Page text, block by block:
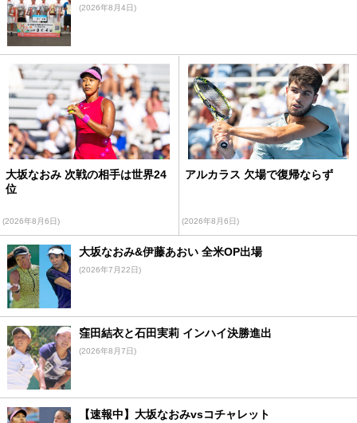
(2026年8月4日)
大坂なおみ 次戦の相手は世界24
位
(2026年8月6日)
アルカラス 欠場で復帰ならず
(2026年8月6日)
大坂なおみ&伊藤あおい 全米OP出場
(2026年7月22日)
窪田結衣と石田実莉 インハイ決勝進出
(2026年8月7日)
【速報中】大坂なおみvsコチャレット